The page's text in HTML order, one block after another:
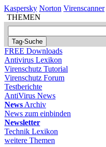
Kaspersky Norton Virenscanner
THEMEN
FREE Downloads
Antivirus Lexikon
Virenschutz Tutorial
Virenschutz Forum
Testberichte
AntiVirus News
News Archiv
News zum einbinden
Newsletter
Technik Lexikon
weitere Themen